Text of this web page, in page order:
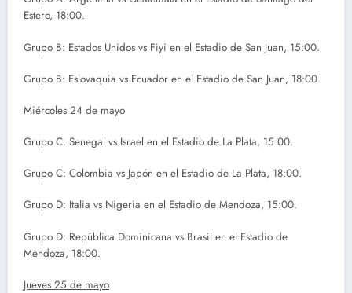
Estero, 18:00.
Grupo B: Estados Unidos vs Fiyi en el Estadio de San Juan, 15:00.
Grupo B: Eslovaquia vs Ecuador en el Estadio de San Juan, 18:00
Miércoles 24 de mayo
Grupo C: Senegal vs Israel en el Estadio de La Plata, 15:00.
Grupo C: Colombia vs Japón en el Estadio de La Plata, 18:00.
Grupo D: Italia vs Nigeria en el Estadio de Mendoza, 15:00.
Grupo D: República Dominicana vs Brasil en el Estadio de
Mendoza, 18:00.
Jueves 25 de mayo